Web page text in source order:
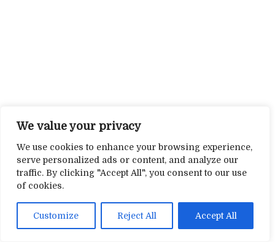
We value your privacy
We use cookies to enhance your browsing experience,
serve personalized ads or content, and analyze our
traffic. By clicking "Accept All", you consent to our use
of cookies.
Customize Reject All Accept All